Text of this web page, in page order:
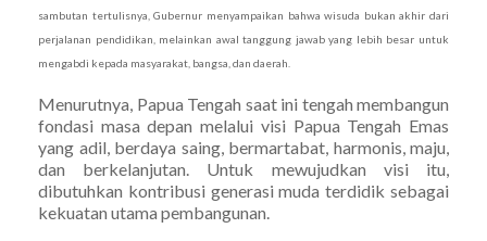
sambutan tertulisnya, Gubernur menyampaikan bahwa wisuda bukan akhir dari
perjalanan pendidikan, melainkan awal tanggung jawab yang lebih besar untuk
mengabdi kepada masyarakat, bangsa, dan daerah.
Menurutnya, Papua Tengah saat ini tengah membangun
fondasi masa depan melalui visi Papua Tengah Emas
yang adil, berdaya saing, bermartabat, harmonis, maju,
dan berkelanjutan. Untuk mewujudkan visi itu,
dibutuhkan kontribusi generasi muda terdidik sebagai
kekuatan utama pembangunan.